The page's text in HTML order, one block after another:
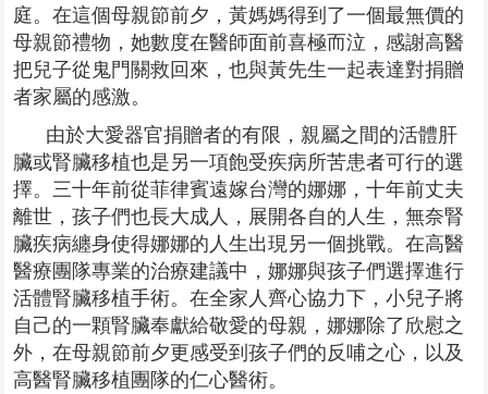
庭。在這個母親節前夕，黃媽媽得到了一個最無價的
母親節禮物，她數度在醫師面前喜極而泣，感謝高醫
把兒子從鬼門關救回來，也與黃先生一起表達對捐贈
者家屬的感激。
由於大愛器官捐贈者的有限，親屬之間的活體肝
臟或腎臟移植也是另一項飽受疾病所苦患者可行的選
擇。三十年前從菲律賓遠嫁台灣的娜娜，十年前丈夫
離世，孩子們也長大成人，展開各自的人生，無奈腎
臟疾病纏身使得娜娜的人生出現另一個挑戰。在高醫
醫療團隊專業的治療建議中，娜娜與孩子們選擇進行
活體腎臟移植手術。在全家人齊心協力下，小兒子將
自己的一顆腎臟奉獻給敬愛的母親，娜娜除了欣慰之
外，在母親節前夕更感受到孩子們的反哺之心，以及
高醫腎臟移植團隊的仁心醫術。